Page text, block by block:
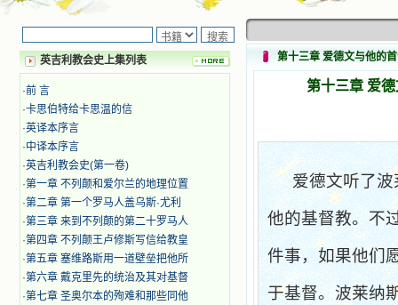
英吉利教会史上集列表
·前 言
·卡思伯特给卡思温的信
·英译本序言
·中译本序言
·英吉利教会史(第一卷)
·第一章 不列颠和爱尔兰的地理位置
·第二章 第一个罗马人盖乌斯·尤利
·第三章 来到不列颠的第二十罗马人
·第四章 不列颠王卢修斯写信给教皇
·第五章 塞维路斯用一道壁垒把他所
·第六章 戴克里先的统治及其对基督
·第七章 圣奥尔本的殉难和那些同他
第十三章 爱德文与他的
第十三章 爱
爱德文听了
他的基督教。不
件事，如果他们
于基督。波莱纳